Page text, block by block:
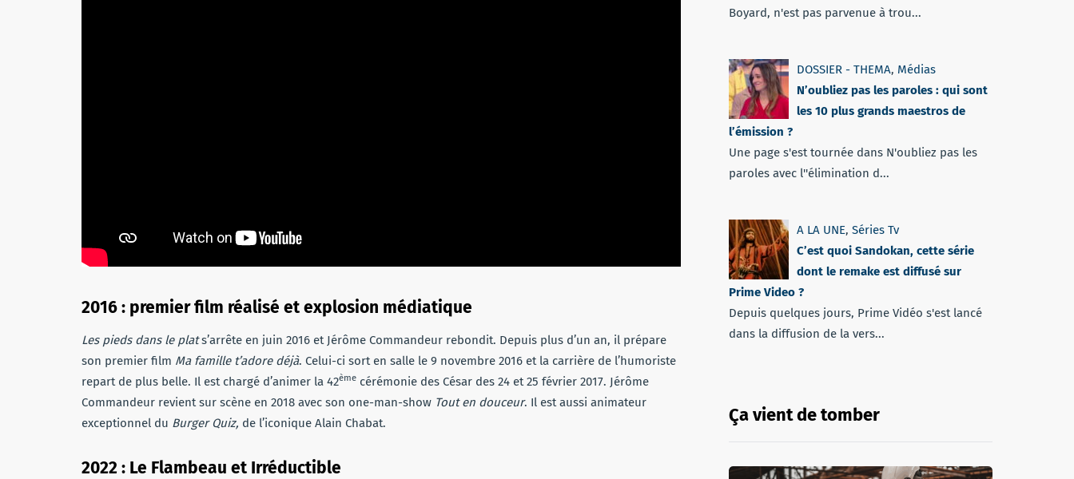
2016 : premier film réalisé et explosion médiatique
Les pieds dans le plats’arrête en juin 2016 et Jérôme Commandeur rebondit. Depuis plus d’un an, il prépare
son premier film Ma famille t’adore déjà. Celui-ci sort en salle le 9 novembre 2016 et la carrière de l’humoriste
repart de plus belle. Il est chargé d’animer la 42ème cérémonie des César des 24 et 25 février 2017. Jérôme
Commandeur revient sur scène en 2018 avec son one-man-show Tout en douceur. Il est aussi animateur
exceptionnel du Burger Quiz, de l’iconique Alain Chabat.
2022 : Le Flambeau et Irréductible
Boyard, n'est pas parvenue à trou...
DOSSIER - THEMA, Médias
N’oubliez pas les paroles : qui sont
les 10 plus grands maestros de
l’émission ?
Une page s'est tournée dans N'oubliez pas les
paroles avec l''élimination d...
A LA UNE, Séries Tv
C’est quoi Sandokan, cette série
dont le remake est diffusé sur
Prime Video ?
Depuis quelques jours, Prime Vidéo s'est lancé
dans la diffusion de la vers...
Ça vient de tomber